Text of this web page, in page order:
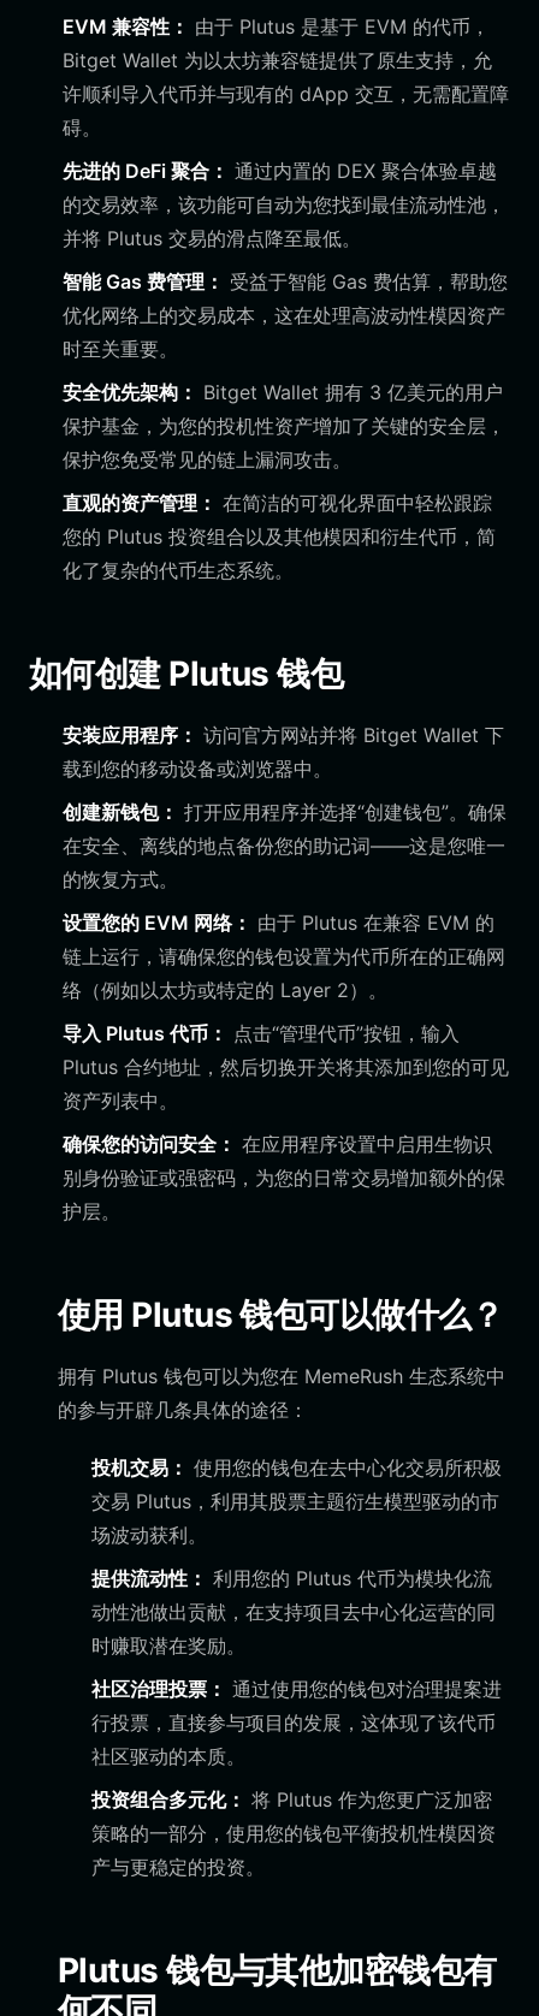
EVM 兼容性： 由于 Plutus 是基于 EVM 的代币，
Bitget Wallet 为以太坊兼容链提供了原生支持，允
许顺利导入代币并与现有的 dApp 交互，无需配置障
碍。
先进的 DeFi 聚合： 通过内置的 DEX 聚合体验卓越
的交易效率，该功能可自动为您找到最佳流动性池，
并将 Plutus 交易的滑点降至最低。
智能 Gas 费管理： 受益于智能 Gas 费估算，帮助您
优化网络上的交易成本，这在处理高波动性模因资产
时至关重要。
安全优先架构： Bitget Wallet 拥有 3 亿美元的用户
保护基金，为您的投机性资产增加了关键的安全层，
保护您免受常见的链上漏洞攻击。
直观的资产管理： 在简洁的可视化界面中轻松跟踪
您的 Plutus 投资组合以及其他模因和衍生代币，简
化了复杂的代币生态系统。
如何创建 Plutus 钱包
安装应用程序： 访问官方网站并将 Bitget Wallet 下
载到您的移动设备或浏览器中。
创建新钱包： 打开应用程序并选择“创建钱包”。确保
在安全、离线的地点备份您的助记词——这是您唯一
的恢复方式。
设置您的 EVM 网络： 由于 Plutus 在兼容 EVM 的
链上运行，请确保您的钱包设置为代币所在的正确网
络（例如以太坊或特定的 Layer 2）。
导入 Plutus 代币：
点击“管理代币”按钮，输入
Plutus 合约地址，然后切换开关将其添加到您的可见
资产列表中。
确保您的访问安全： 在应用程序设置中启用生物识
别身份验证或强密码，为您的日常交易增加额外的保
护层。
使用 Plutus 钱包可以做什么？
拥有 Plutus 钱包可以为您在 MemeRush 生态系统中
的参与开辟几条具体的途径：
投机交易： 使用您的钱包在去中心化交易所积极
交易 Plutus，利用其股票主题衍生模型驱动的市
场波动获利。
提供流动性： 利用您的 Plutus 代币为模块化流
动性池做出贡献，在支持项目去中心化运营的同
时赚取潜在奖励。
社区治理投票： 通过使用您的钱包对治理提案进
行投票，直接参与项目的发展，这体现了该代币
社区驱动的本质。
投资组合多元化： 将 Plutus 作为您更广泛加密
策略的一部分，使用您的钱包平衡投机性模因资
产与更稳定的投资。
Plutus 钱包与其他加密钱包有